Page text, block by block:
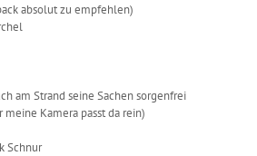
absolut zu empfehlen)
am Strand seine Sachen sorgenfrei
meine Kamera passt da rein)
Schnur